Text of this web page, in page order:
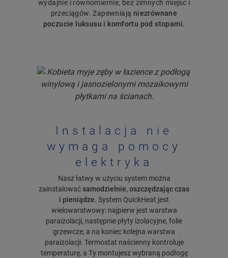
wydajnie i równomiernie, bez zimnych miejsc i
przeciągów. Zapewniają niezrównane
poczucie luksusu i komfortu pod stopami.
Instalacja nie
wymaga pomocy
elektryka
Nasz łatwy w użyciu system można
zainstalowaćsamodzielnie, oszczędzając czas
i pieniądze. System QuickHeat jest
wielowarstwowy: najpierw jest warstwa
paraizolacji, następnie płyty izolacyjne, folie
grzewcze, a na koniec kolejna warstwa
paraizolacji. Termostat naścienny kontroluje
temperaturę, a Ty montujesz wybraną podłogę